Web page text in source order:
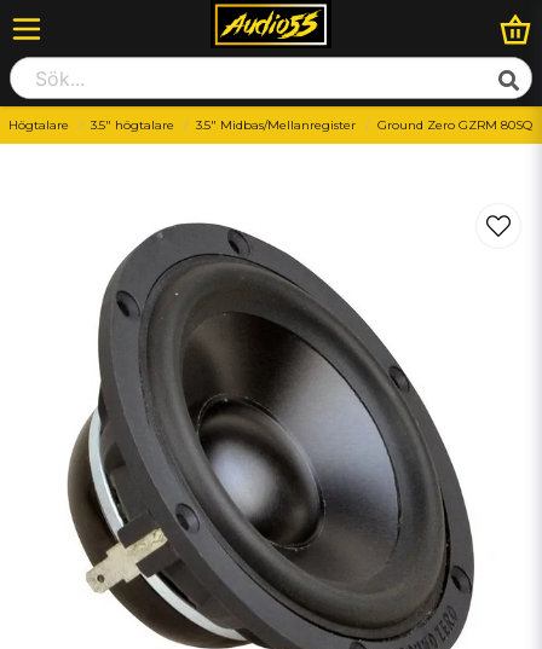
Högtalare 3.5" högtalare 3.5" Midbas/Mellanregister Ground Zero GZRM 80SQ